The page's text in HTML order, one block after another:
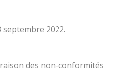
septembre 2022.
des non-conformités